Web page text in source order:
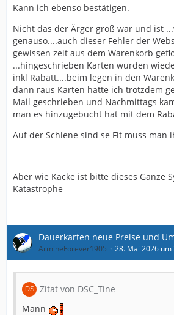
Kann ich ebenso bestätigen.
Nicht das der Ärger groß war und ist
genauso....auch dieser Fehler der
gewissen zeit aus dem Warenkorb
...hingeschrieben Karten wurden
inkl Rabatt....beim legen in den
dann raus Karten hatte ich trotzdem
Mail geschrieben und Nachmittags
man es hinzugebucht hat mit dem
Auf der Schiene sind se Fit muss man
Aber wie Kacke ist bitte dieses Ganze
Katastrophe
Dauerkarten neue Preise und
ArmineForever1905 28. Mai 2026 um
Zitat von DSC_Tine
Mann